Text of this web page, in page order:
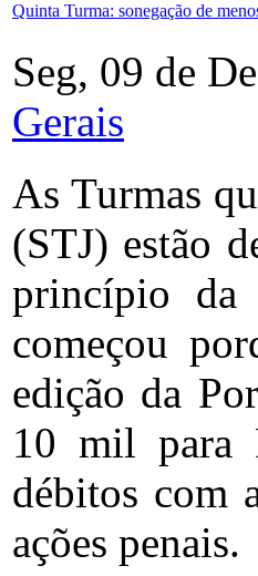
Quinta Turma: sonegação de
Seg, 09 de
Gerais
As Turmas
(STJ) estão
princípio da
começou
edição da
10 mil para
débitos com
ações penais.